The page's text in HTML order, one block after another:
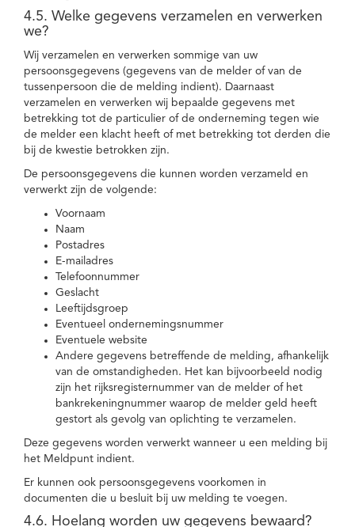
4.5. Welke gegevens verzamelen en verwerken
we?
Wij verzamelen en verwerken sommige van uw
persoonsgegevens (gegevens van de melder of van de
tussenpersoon die de melding indient). Daarnaast
verzamelen en verwerken wij bepaalde gegevens met
betrekking tot de particulier of de onderneming tegen wie
de melder een klacht heeft of met betrekking tot derden die
bij de kwestie betrokken zijn.
De persoonsgegevens die kunnen worden verzameld en
verwerkt zijn de volgende:
Voornaam
Naam
Postadres
E-mailadres
Telefoonnummer
Geslacht
Leeftijdsgroep
Eventueel ondernemingsnummer
Eventuele website
Andere gegevens betreffende de melding, afhankelijk
van de omstandigheden. Het kan bijvoorbeeld nodig
zijn het rijksregisternummer van de melder of het
bankrekeningnummer waarop de melder geld heeft
gestort als gevolg van oplichting te verzamelen.
Deze gegevens worden verwerkt wanneer u een melding bij
het Meldpunt indient.
Er kunnen ook persoonsgegevens voorkomen in
documenten die u besluit bij uw melding te voegen.
4.6. Hoelang worden uw gegevens bewaard?